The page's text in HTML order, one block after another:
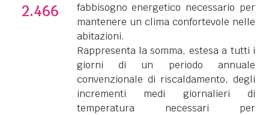
2.466
fabbisogno energetico necessario per
mantenere un clima confortevole nelle
abitazioni.
Rappresenta la somma, estesa a tutti i
giorni di un periodo annuale
convenzionale di riscaldamento, degli
incrementi medi giornalieri di
temperatura necessari per